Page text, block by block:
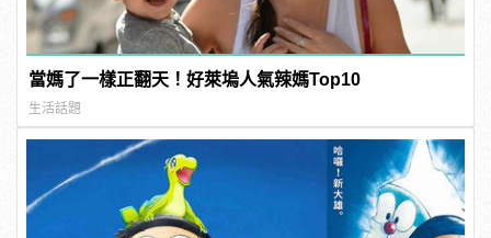
當媽了一樣正翻天！好萊塢人氣辣媽Top10
生活話題